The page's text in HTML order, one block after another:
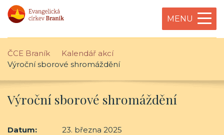
MENU
ČCE Braník
Kalendář akcí
Výroční sborové shromáždění
Výroční sborové shromáždění
Datum: 23. března 2025